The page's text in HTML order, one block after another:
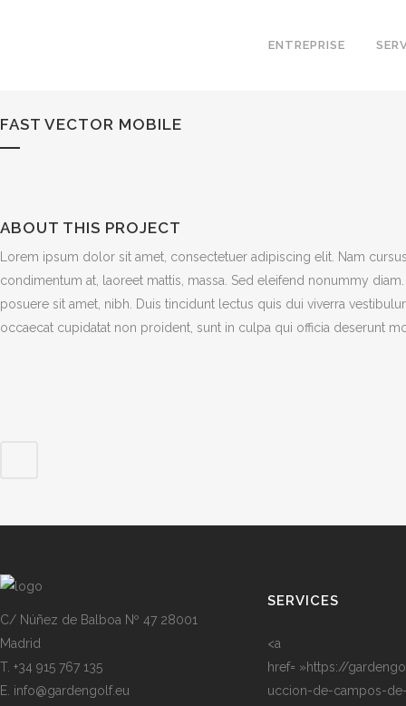
ENTREPRISE
FAST VECTOR MOBILE
ABOUT THIS PROJECT
Lorem ipsum dolor sit amet, consectetuer adipiscing elit. Nam
condimentum at, laoreet mattis, massa. Sed eleifend nonummy
posuere sit amet, nibh. Duis tincidunt lectus quis dui viverra
occaecat cupidatat non proident, sunt in culpa qui officia deserunt
C/ Núñez de Balboa Nº 47 28001
Madrid
T. +34 915 767 135
E. info@gardengolf.eu
SERVICES
<a
href= »https://
uccion-de-campos-